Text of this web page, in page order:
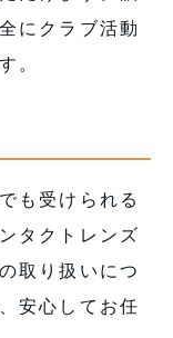
にクラブ活動
。
も受けられる
タクトレンズ
取り扱いにつ
安心してお任